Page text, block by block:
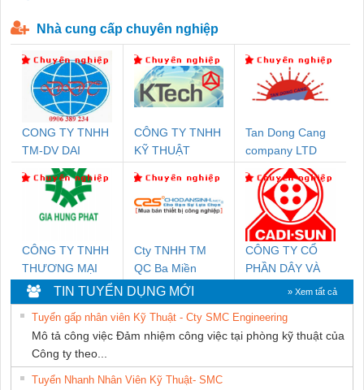
Nhà cung cấp chuyên nghiệp
CONG TY TNHH
TM-DV DAI
DONG THANH
CÔNG TY TNHH
KỸ THUẬT
NAM
Tan Dong Cang
company LTD
CÔNG TY TNHH
THƯƠNG MẠI
DỊCH VỤ KỸ
THUẬT ĐIỆN CƠ
GIA HƯNG PHÁT
Cty TNHH TM
QC Ba Miền
CÔNG TY CỔ
PHẦN DÂY VÀ
CÁP ĐIỆN
THƯỢNG ĐÌNH
TIN TUYỂN DỤNG MỚI » Xem tất cả
Tuyển gấp nhân viên Kỹ Thuật - Cty SMC Engineering
Mô tả công việc Đảm nhiệm công việc tại phòng kỹ thuật của
Công ty theo...
Tuyển Nhanh Nhân Viên Kỹ Thuật- SMC